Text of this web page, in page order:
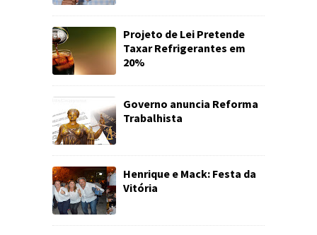
Projeto de Lei Pretende
Taxar Refrigerantes em
20%
Governo anuncia Reforma
Trabalhista
Henrique e Mack: Festa da
Vitória